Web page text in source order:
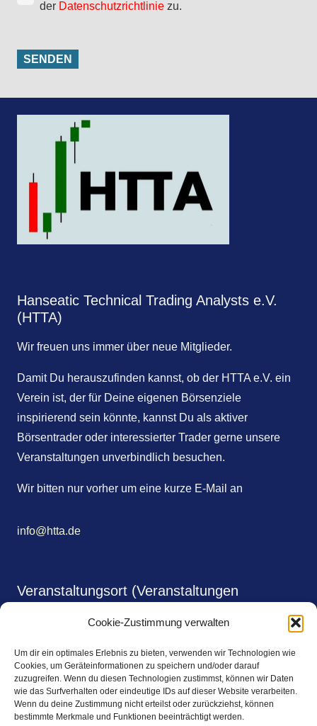
Cookie-Zustimmung verwalten
Um dir ein optimales Erlebnis zu bieten, verwenden wir Technologien wie
Cookies, um Geräteinformationen zu speichern und/oder darauf
zuzugreifen. Wenn du diesen Technologien zustimmst, können wir Daten
wie das Surfverhalten oder eindeutige IDs auf dieser Website verarbeiten.
Wenn du deine Zustimmung nicht erteilst oder zurückziehst, können
bestimmte Merkmale und Funktionen beeinträchtigt werden.
der Datenschutzrichtlinie zu.
Hanseatic Technical Trading Analysts e.V.
(HTTA)
Wir freuen uns immer über neue Mitglieder.
Damit Du herauszufinden kannst, ob der HTTA e.V. ein
Verein ist, der für Deine eigenen Börsenziele
inspirierend sein könnte, kannst Du als aktiver
Börsentrader oder interessierter Trader gerne unsere
Veranstaltungen unverbindlich besuchen.
Wir bitten nur vorher um eine kurze E-Mail an
info@htta.de
Veranstaltungsort (Veranstaltungen
Johnsallee 64
20146 Hamburg